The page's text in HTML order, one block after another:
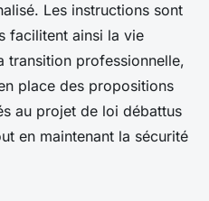
Les instructions sont
facilitent ainsi la vie
transition professionnelle,
place des propositions
au projet de loi débattus
en maintenant la sécurité